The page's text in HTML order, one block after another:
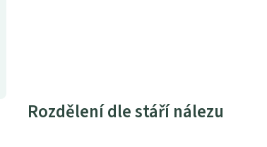
Rozdělení dle stáří nálezu